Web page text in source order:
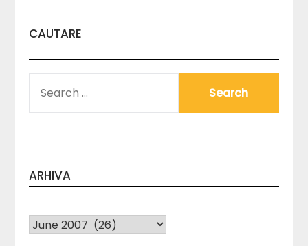
CAUTARE
FOR:
ARHIVA
Arhiva